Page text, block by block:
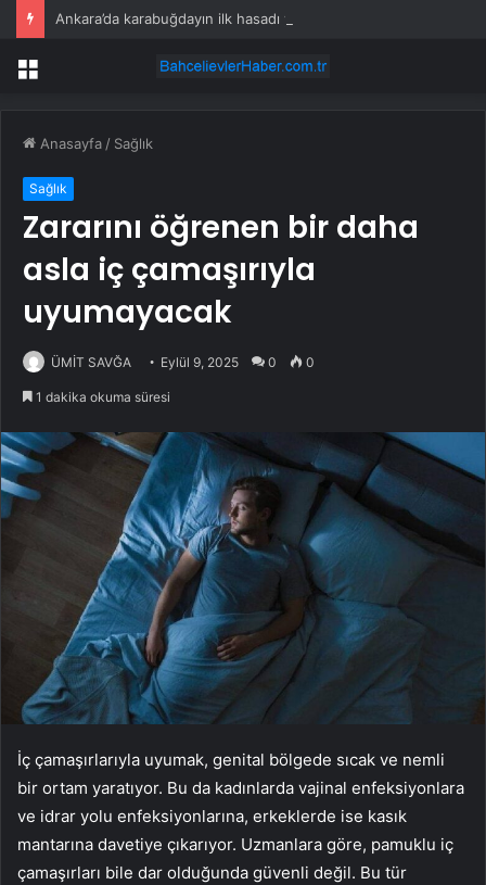
Ankara’da karabuğdayın ilk hasadı yapıldı
Menü
Anasayfa / Sağlık
Sağlık
Zararını öğrenen bir daha
asla iç çamaşırıyla
uyumayacak
ÜMİT SAVĞA Eylül 9, 2025 0 0
1 dakika okuma süresi
İç çamaşırlarıyla uyumak, genital bölgede sıcak ve nemli
bir ortam yaratıyor. Bu da kadınlarda vajinal enfeksiyonlara
ve idrar yolu enfeksiyonlarına, erkeklerde ise kasık
mantarına davetiye çıkarıyor. Uzmanlara göre, pamuklu iç
çamaşırları bile dar olduğunda güvenli değil. Bu tür